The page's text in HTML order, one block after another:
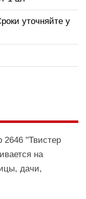
уточняйте у
"Твистер
на
дачи,